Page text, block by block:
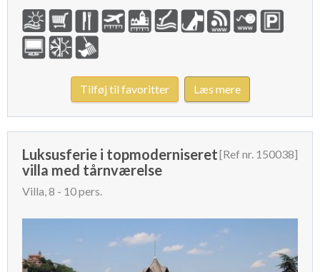
Tilføj til favoritter Læs mere
Luksusferie i topmoderniseret
villa med tårnværelse
Villa, 8 - 10 pers.
[Ref nr. 150038]